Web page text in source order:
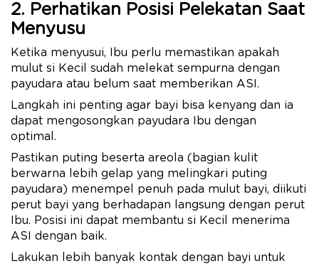
2. Perhatikan Posisi Pelekatan Saat
Menyusu
Ketika menyusui, Ibu perlu memastikan apakah
mulut si Kecil sudah melekat sempurna dengan
payudara atau belum saat memberikan ASI.
Langkah ini penting agar bayi bisa kenyang dan ia
dapat mengosongkan payudara Ibu dengan
optimal.
Pastikan puting beserta areola (bagian kulit
berwarna lebih gelap yang melingkari puting
payudara) menempel penuh pada mulut bayi, diikuti
perut bayi yang berhadapan langsung dengan perut
Ibu. Posisi ini dapat membantu si Kecil menerima
ASI dengan baik.
Lakukan lebih banyak kontak dengan bayi untuk